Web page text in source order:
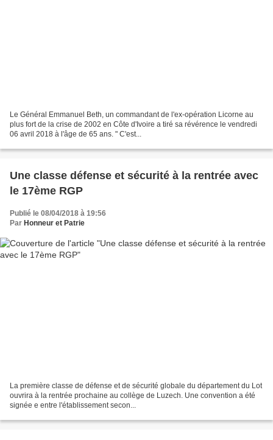
Le Général Emmanuel Beth, un commandant de l'ex-opération Licorne au
plus fort de la crise de 2002 en Côte d'Ivoire a tiré sa révérence le vendredi
06 avril 2018 à l'âge de 65 ans. " C'est...
Une classe défense et sécurité à la rentrée avec
le 17ème RGP
Publié le 08/04/2018 à 19:56
Par Honneur et Patrie
La première classe de défense et de sécurité globale du département du Lot
ouvrira à la rentrée prochaine au collège de Luzech. Une convention a été
signée e entre l'établissement secon...